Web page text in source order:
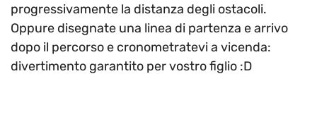
progressivamente la distanza degli ostacoli.
Oppure disegnate una linea di partenza e arrivo
dopo il percorso e cronometratevi a vicenda:
divertimento garantito per vostro figlio :D